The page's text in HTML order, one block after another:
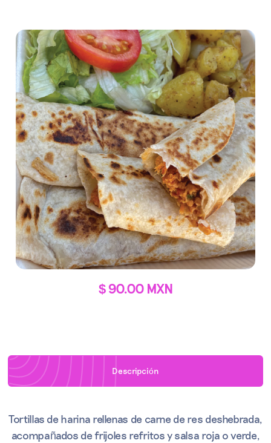
$ 90.00 MXN
Descripción
Tortillas de harina rellenas de carne de res deshebrada,
acompañados de frijoles refritos y salsa roja o verde,